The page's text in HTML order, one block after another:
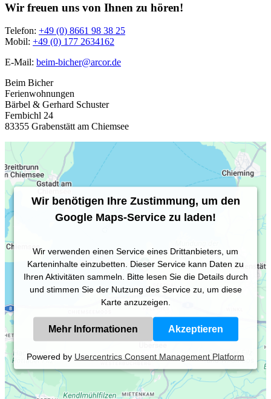
Wir freuen uns von Ihnen zu hören!
Telefon: +49 (0) 8661 98 38 25
Mobil: +49 (0) 177 2634162
E-Mail: beim-bicher@arcor.de
Beim Bicher
Ferienwohnungen
Bärbel & Gerhard Schuster
Fernbichl 24
83355 Grabenstätt am Chiemsee
Wir benötigen Ihre Zustimmung, um den
Google Maps-Service zu laden!
Wir verwenden einen Service eines Drittanbieters, um
Karteninhalte einzubetten. Dieser Service kann Daten zu
Ihren Aktivitäten sammeln. Bitte lesen Sie die Details durch
und stimmen Sie der Nutzung des Service zu, um diese
Karte anzuzeigen.
Mehr Informationen Akzeptieren
Powered by Usercentrics Consent Management Platform